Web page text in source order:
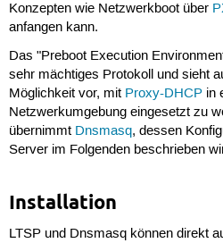
Konzepten wie Netzwerkboot über
anfangen kann.
Das "Preboot Execution
sehr mächtiges Protokoll und sieht
Möglichkeit vor, mit Proxy-DHCPin
Netzwerkumgebung eingesetzt zu
übernimmt Dnsmasq, dessen
Server im Folgenden beschrieben
Installation
LTSP und Dnsmasq können direkt